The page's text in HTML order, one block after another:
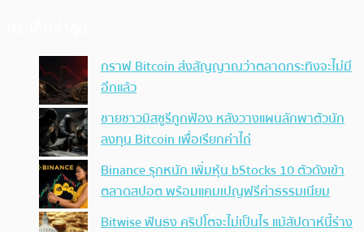
กราฟ Bitcoin ส่งสัญญาณว่าตลาดกระทิงจะไม่มี
อีกแล้ว
ชายชาวมิสซูรีถูกฟ้อง หลังวางแผนลักพาตัวนัก
ลงทุน Bitcoin เพื่อเรียกค่าไถ่
Binance รุกหนัก เพิ่มหุ้น bStocks 10 ตัวดังเข้า
ตลาดสปอต พร้อมแคมเปญฟรีค่าธรรมเนียม
Bitwise ฟันธง คริปโตจะไม่เป็นไร แม้สัปดาห์นี้ร่าง